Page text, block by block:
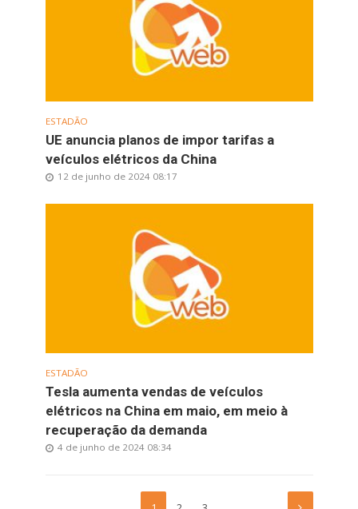
ESTADÃO
UE anuncia planos de impor tarifas a
veículos elétricos da China
12 de junho de 2024 08:17
ESTADÃO
Tesla aumenta vendas de veículos
elétricos na China em maio, em meio à
recuperação da demanda
4 de junho de 2024 08:34